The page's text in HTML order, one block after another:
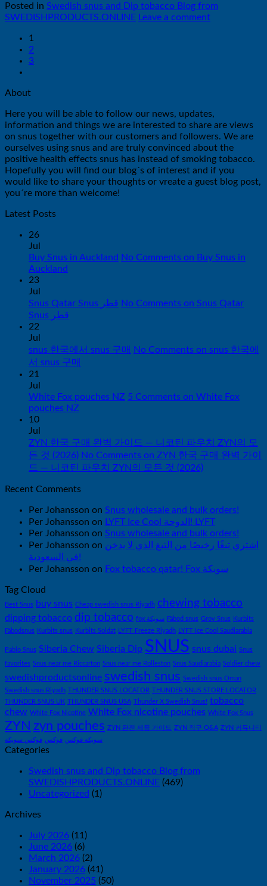
Posted in Swedish snus and Dip tobacco Blog from
SWEDISHPRODUCTS.ONLINE Leave a comment
1
2
3
About
Here you will be able to follow our news, updates,
information and things we are interested to share are views
on snus together with our customers and followers. We are
ourselves using snus and are truly convinced about the
positive health effects snus has instead of smoking tobacco.
Hopefully you will find our blog´s of interest and if you
would like to share your thoughts or vreate a guest blog post,
you´re more than welcome!
Latest Posts
26
Jul
Buy Snus in Auckland No Comments on Buy Snus in
Auckland
23
Jul
Snus Qatar Snus قطر No Comments on Snus Qatar
Snus قطر
22
Jul
snus 한국에서 snus 구매
No Comments on snus 한국에
서 snus 구매
21
Jul
White Fox pouches NZ 5 Comments on White Fox
pouches NZ
10
Jul
ZYN 한국 구매 완벽 가이드 — 니코틴 파우치 ZYN의 모
든 것 (2026) No Comments on ZYN 한국 구매 완벽 가이
드 — 니코틴 파우치 ZYN의 모든 것 (2026)
Recent Comments
Per Johansson on Snus wholesale and bulk orders!
Per Johansson on
LYFT Ice Cool الدوحة! LYFT
Per Johansson on Snus wholesale and bulk orders!
Per Johansson on اشتري تبغًا رخيصًا من التبغ الذي لا يدخن
في السعودية!
Per Johansson on Fox tobacco qatar! Fox سويكة
Tag Cloud
Best Snus buy snus Cheap swedish snus Riyadh chewing tobacco
dipping tobacco dip tobacco fox سويكة Fäbod snus Grov Snus Kurbits
Fäbodsnus Kurbits snus Kurbits Soldat LYFT Freeze Riyadh LYFT Ice Cool Saudiarabia
Pablo Snus Siberia Chew Siberia Dip SNUS snus dubai Snus
favorites Snus near me Riccarton Snus near me Rolleston Snus Saudiarabia Soldier chew
swedishproductsonline swedish snus Swedish snus Oman
Swedish snus Riyadh THUNDER SNUS LOCATOR THUNDER SNUS STORE LOCATOR
THUNDER SNUS UK THUNDER SNUS USA Thunder X Swedish Snus! tobacco
chew White Fox Nicotine White Fox nicotine pouches White Fox Snus
ZYN zyn pouches ZYN 완전 제품 가이드 ZYN 직구 Q&A ZYN 커뮤니티
سويكه فوكس فوكس فوكس سويكه
Categories
Swedish snus and Dip tobacco Blog from
SWEDISHPRODUCTS.ONLINE (469)
Uncategorized (1)
Archives
July 2026 (11)
June 2026 (6)
March 2026 (2)
January 2026 (41)
November 2025 (50)